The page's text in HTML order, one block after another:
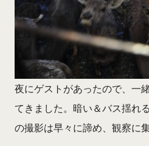
夜にゲストがあったので、一
てきました。暗い＆バス揺れ
の撮影は早々に諦め、観察に